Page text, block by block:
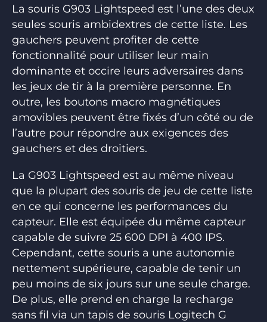
La souris G903 Lightspeed est l’une des deux
seules souris ambidextres de cette liste. Les
gauchers peuvent profiter de cette
fonctionnalité pour utiliser leur main
dominante et occire leurs adversaires dans
les jeux de tir à la première personne. En
outre, les boutons macro magnétiques
amovibles peuvent être fixés d’un côté ou de
l’autre pour répondre aux exigences des
gauchers et des droitiers.
La G903 Lightspeed est au même niveau
que la plupart des souris de jeu de cette liste
en ce qui concerne les performances du
capteur. Elle est équipée du même capteur
capable de suivre 25 600 DPI à 400 IPS.
Cependant, cette souris a une autonomie
nettement supérieure, capable de tenir un
peu moins de six jours sur une seule charge.
De plus, elle prend en charge la recharge
sans fil via un tapis de souris Logitech G